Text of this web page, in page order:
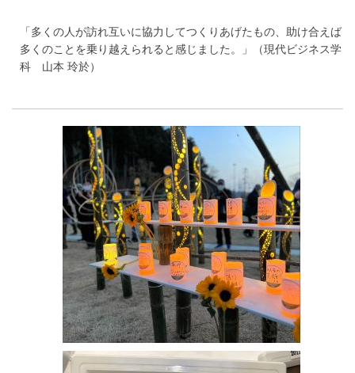
「多くの人が訪れ互いに協力してつくりあげたもの、助け合えば
多くのことを乗り越えられると感じました。」（現代ビジネス学
科 山本 玲於）